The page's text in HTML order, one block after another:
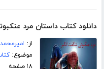
دانلود کتاب داستان مرد
از:
موضوع:
۱۸ صفحه